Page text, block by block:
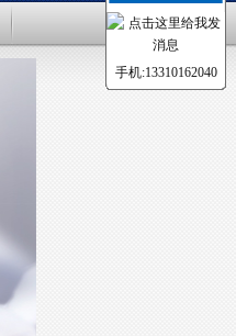
手机:13310162040